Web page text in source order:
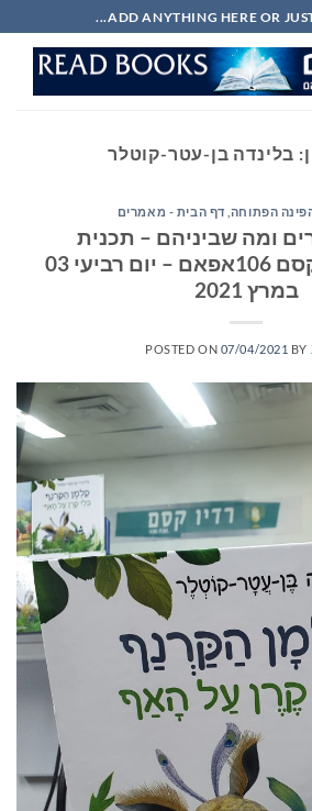
ADD ANYTHING HERE OR
בלינדה בן-עטר-קוטלר
הפתוחה דף הבית - מאמרים
ומה שביניהם – תכנית
ראיונות ברדיו קסם 106אפאם – יום רביעי 03
במרץ 2021
POSTED ON 07/04/2021 BY